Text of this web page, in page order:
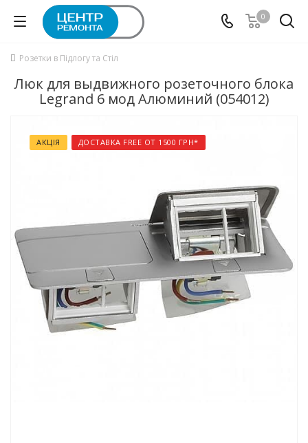
0
Розетки в Підлогу та Стіл
Люк для выдвижного розеточного блока
Legrand 6 мод Алюминий (054012)
АКЦІЯ ДОСТАВКА FREE ОТ 1500 ГРН*